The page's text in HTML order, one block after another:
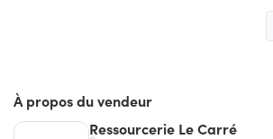
À propos du vendeur
Ressourcerie Le Carré